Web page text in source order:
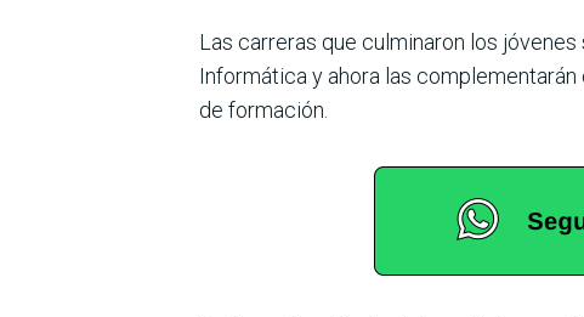
Las carreras que culminaron los
Informática y ahora las
de formación.